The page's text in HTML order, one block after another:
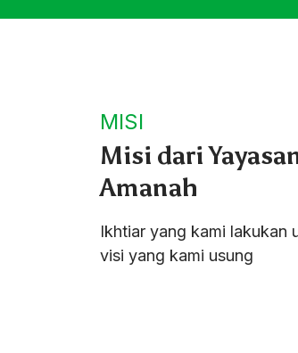
MISI
Misi dari
Amanah
Ikhtiar yang kami lakukan
visi yang kami usung